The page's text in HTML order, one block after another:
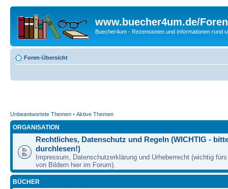
www.buecher4um.de/Foren
Buecher4um - Rezensionen und Informationen rund
Foren-Übersicht
Unbeantwortete Themen • Aktive Themen
ORGANISATION
Rechtliches, Datenschutz und Regeln (WICHTIG -
durchlesen!)
Impressum, Datenschutzerklärung und Urheberrecht (wichtig
von Bildern hier im Forum).
BÜCHER